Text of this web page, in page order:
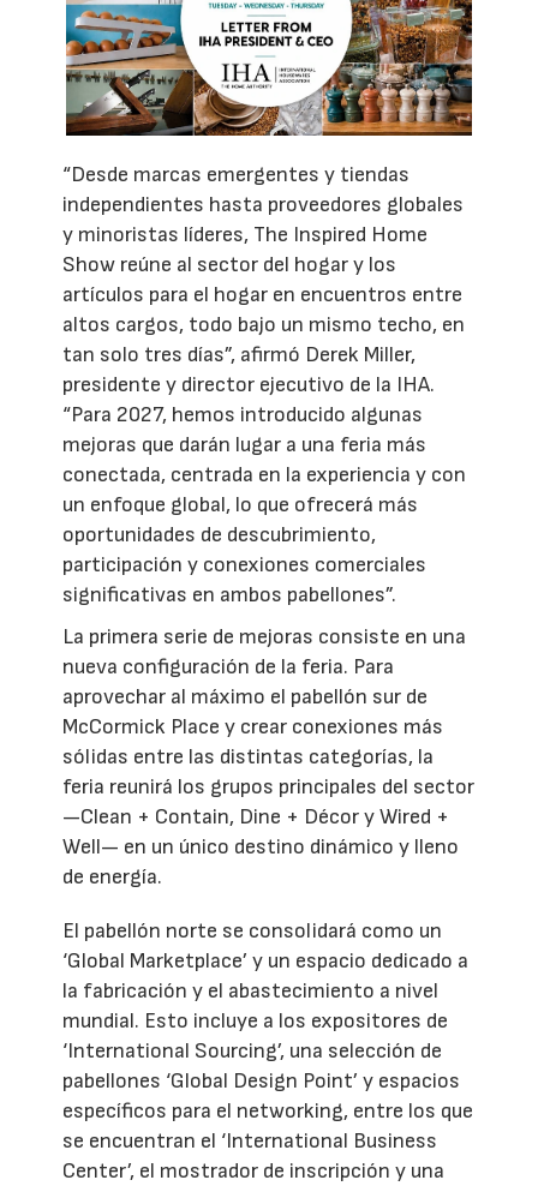
“Desde marcas emergentes y tiendas
independientes hasta proveedores globales
y minoristas líderes, The Inspired Home
Show reúne al sector del hogar y los
artículos para el hogar en encuentros entre
altos cargos, todo bajo un mismo techo, en
tan solo tres días”, afirmó Derek Miller,
presidente y director ejecutivo de la IHA.
“Para 2027, hemos introducido algunas
mejoras que darán lugar a una feria más
conectada, centrada en la experiencia y con
un enfoque global, lo que ofrecerá más
oportunidades de descubrimiento,
participación y conexiones comerciales
significativas en ambos pabellones”.
La primera serie de mejoras consiste en una
nueva configuración de la feria. Para
aprovechar al máximo el pabellón sur de
McCormick Place y crear conexiones más
sólidas entre las distintas categorías, la
feria reunirá los grupos principales del sector
—Clean + Contain, Dine + Décor y Wired +
Well— en un único destino dinámico y lleno
de energía.
El pabellón norte se consolidará como un
‘Global Marketplace’ y un espacio dedicado a
la fabricación y el abastecimiento a nivel
mundial. Esto incluye a los expositores de
‘International Sourcing’, una selección de
pabellones ‘Global Design Point’ y espacios
específicos para el networking, entre los que
se encuentran el ‘International Business
Center’, el mostrador de inscripción y una